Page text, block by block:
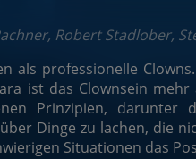
Robert Stadlober,
als professionelle
ist das Clownsein
Prinzipien,
Dinge zu lachen, die
Situationen das